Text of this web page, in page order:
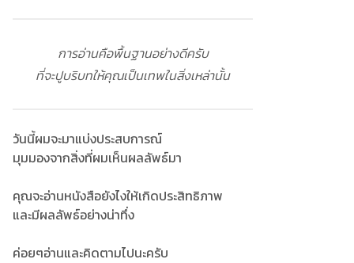
การอ่านคือพื้นฐานอย่างดีครับ
ที่จะปูบริบทให้คุณเป็นเทพในสิ่งเหล่านั้น
วันนี้ผมจะมาแบ่งประสบการณ์
มุมมองจากสิ่งที่ผมเห็นผลลัพธ์มา
คุณจะอ่านหนังสือยังไงให้เกิดประสิทธิภาพ
และมีผลลัพธ์อย่างน่าทึ่ง
ค่อยๆอ่านและคิดตามไปนะครับ